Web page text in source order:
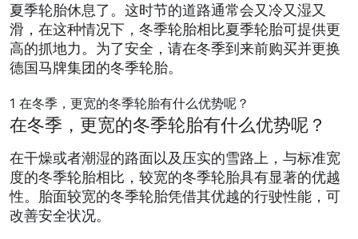
夏季轮胎休息了。这时节的道路通常会又冷又湿又
滑，在这种情况下，冬季轮胎相比夏季轮胎可提供更
高的抓地力。为了安全，请在冬季到来前购买并更换
德国马牌集团的冬季轮胎。
1 在冬季，更宽的冬季轮胎有什么优势呢？
在冬季，更宽的冬季轮胎有什么优势呢？
在干燥或者潮湿的路面以及压实的雪路上，与标准宽
度的冬季轮胎相比，较宽的冬季轮胎具有显著的优越
性。胎面较宽的冬季轮胎凭借其优越的行驶性能，可
改善安全状况。